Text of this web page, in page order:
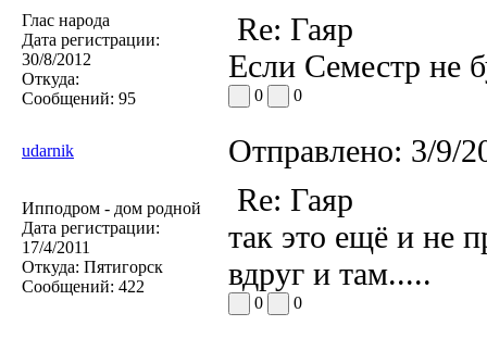
Глас народа
Дата регистрации:
30/8/2012
Откуда:
Сообщений: 95
Re: Гаяр
Если Семестр не
0 0
udarnik Отправлено: 3/9/
Ипподром - дом родной
Дата регистрации:
17/4/2011
Откуда: Пятигорск
Сообщений: 422
Re: Гаяр
так это ещё и не
вдруг и там.....
0 0